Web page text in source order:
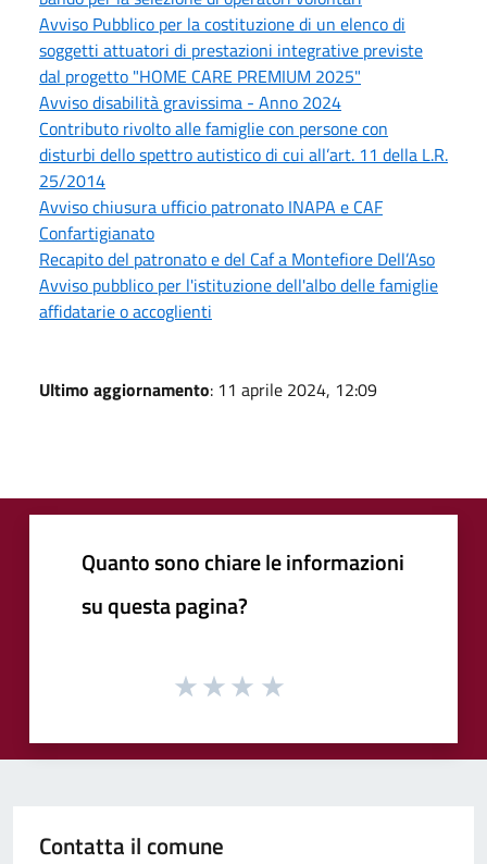
Avviso Pubblico per la costituzione di un elenco di
soggetti attuatori di prestazioni integrative previste
dal progetto "HOME CARE PREMIUM 2025"
Avviso disabilità gravissima - Anno 2024
Contributo rivolto alle famiglie con persone con
disturbi dello spettro autistico di cui all’art. 11 della L.R.
25/2014
Avviso chiusura ufficio patronato INAPA e CAF
Confartigianato
Recapito del patronato e del Caf a Montefiore Dell’Aso
Avviso pubblico per l'istituzione dell'albo delle famiglie
affidatarie o accoglienti
Ultimo aggiornamento: 11 aprile 2024, 12:09
Quanto sono chiare le informazioni
su questa pagina?
Contatta il comune